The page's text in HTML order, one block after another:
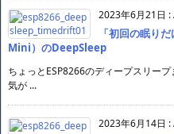
2023年6月21日 :
「初回の眠り
Mini）のDeepSleep
ちょっとESP8266のディープスリー
気が ...
2023年6月14日 :